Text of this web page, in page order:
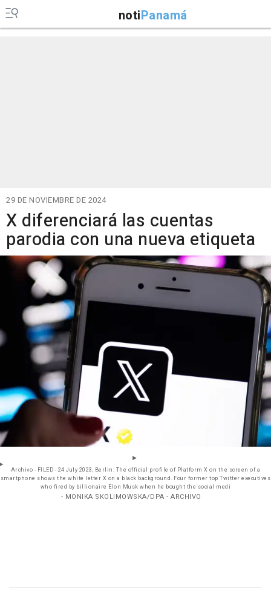
notiPanamá
29 DE NOVIEMBRE DE 2024
X diferenciará las cuentas
parodia con una nueva etiqueta
Archivo - FILED - 24 July 2023, Berlin: The official profile of Platform X on the screen of a
smartphone shows the white letter X on a black background. Four former top Twitter executives
who fired by billionaire Elon Musk when he bought the social medi
- MONIKA SKOLIMOWSKA/DPA - ARCHIVO